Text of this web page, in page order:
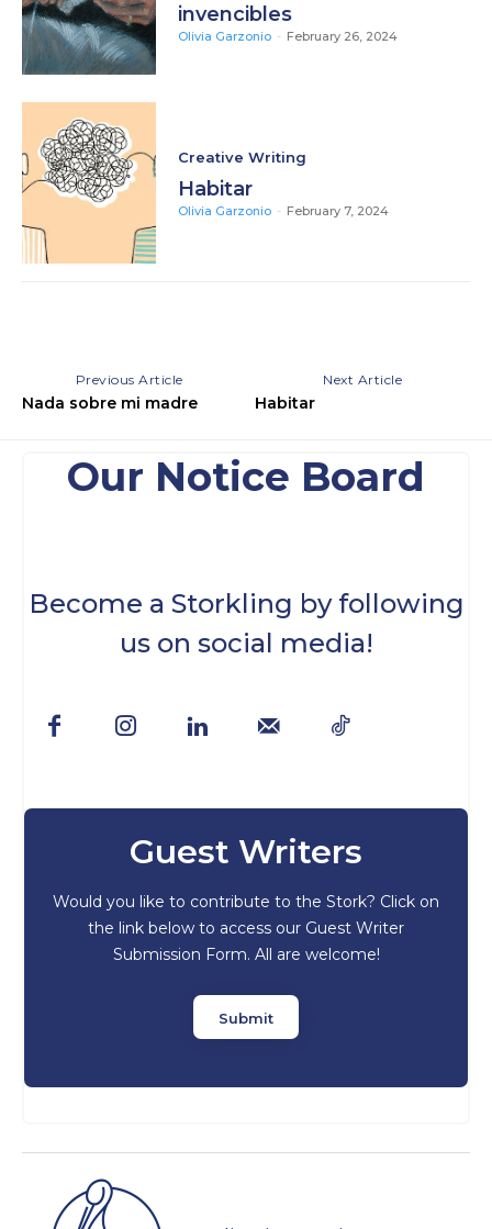
invencibles
Olivia Garzonio - February 26, 2024
Creative Writing
Habitar
Olivia Garzonio - February 7, 2024
Previous Article
Nada sobre mi madre
Next Article
Habitar
Our Notice Board
Become a Storkling by following
us on social media!
Guest Writers
Would you like to contribute to the Stork? Click on
the link below to access our Guest Writer
Submission Form. All are welcome!
Submit